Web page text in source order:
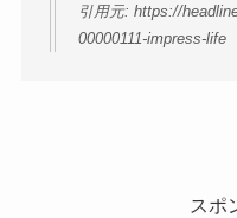
引用元: https://
00000111-impress-life
スポ